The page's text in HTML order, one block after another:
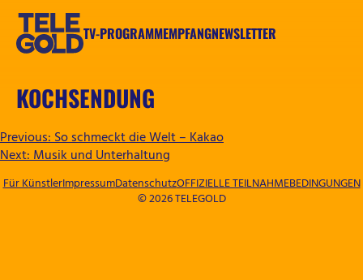
Zum
springen
TV-PROGRAMMEMPFANGNEWSLETTER
KOCHSENDUNG
BEITRAGSNAVIGATION
Previous:So schmeckt die Welt – Kakao
Next:Musik und Unterhaltung
© 2026 TELEGOLD
Für KünstlerImpressumDatenschutzOFFIZIELLE TEILNAHMEBEDINGUNGEN